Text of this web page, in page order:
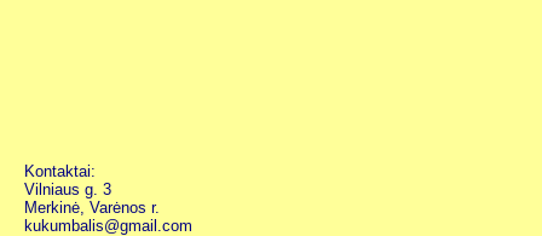
Kontaktai:
Vilniaus g. 3
Merkinė, Varėnos r.
kukumbalis@gmail.com